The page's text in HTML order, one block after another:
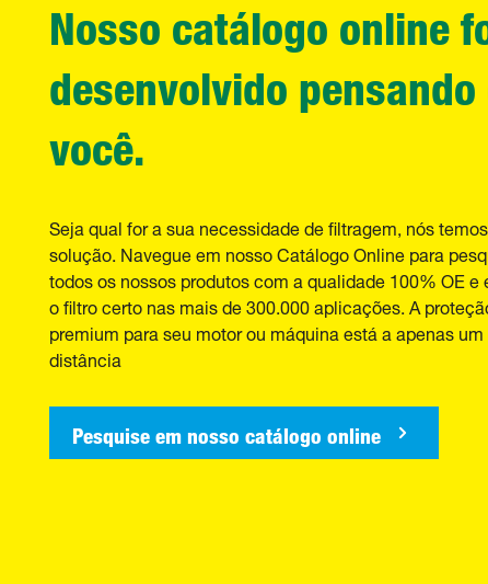
Nosso catálogo online
desenvolvido pensando
você.
Seja qual for a sua necessidade de filtragem, nós
solução. Navegue em nosso Catálogo Online para
todos os nossos produtos com a qualidade 100% OE e
o filtro certo nas mais de 300.000 aplicações. A
premium para seu motor ou máquina está a apenas
distância
Pesquise em nosso catálogo online